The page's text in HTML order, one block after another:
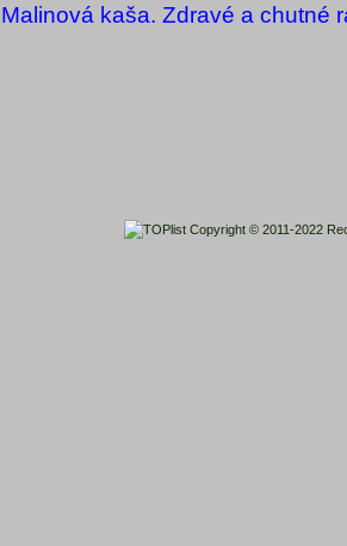
Malinová kaša. Zdravé a chutné
Copyright © 2011-2022